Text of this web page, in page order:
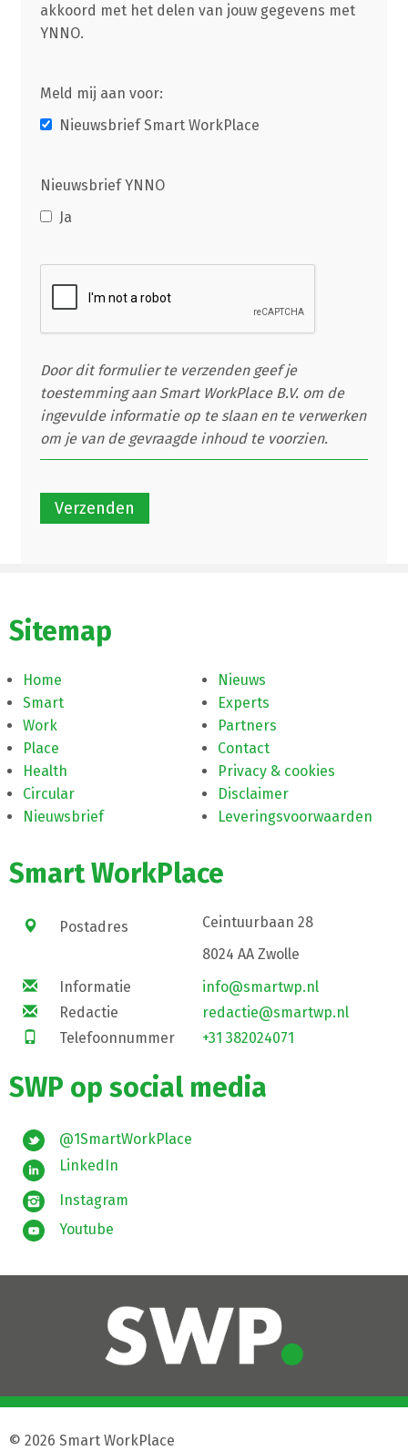
akkoord met het delen van jouw gegevens met
YNNO.
Meld mij aan voor:
Nieuwsbrief Smart WorkPlace
Nieuwsbrief YNNO
Ja
Door dit formulier te verzenden geef je
toestemming aan Smart WorkPlace B.V. om de
ingevulde informatie op te slaan en te verwerken
om je van de gevraagde inhoud te voorzien.
Sitemap
Home
Smart
Work
Place
Health
Circular
Nieuwsbrief
Nieuws
Experts
Partners
Contact
Privacy & cookies
Disclaimer
Leveringsvoorwaarden
Smart WorkPlace
Postadres
Ceintuurbaan 28
8024 AA Zwolle
Informatie
info@smartwp.nl
Redactie
redactie@smartwp.nl
Telefoonnummer
+31 382024071
SWP op social media
@1SmartWorkPlace
LinkedIn
Instagram
Youtube
© 2026 Smart WorkPlace